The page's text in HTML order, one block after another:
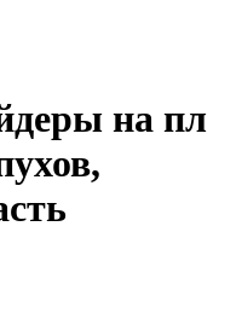
на пл